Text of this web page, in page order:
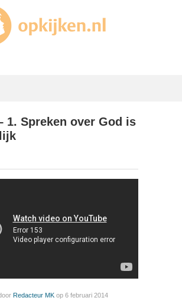
1. Spreken over God is
Redacteur MK op 6 februari 2014